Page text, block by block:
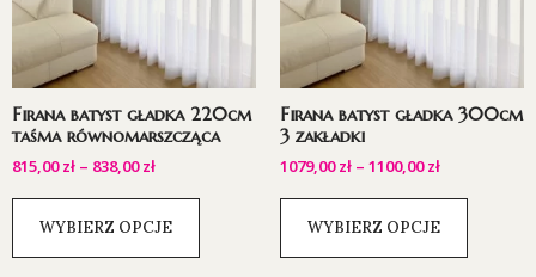
Firana batyst gładka 220cm
taśma równomarszcząca
815,00zł – 838,00zł
WYBIERZ OPCJE
Firana batyst gładka 300cm
3 zakładki
1079,00zł – 1100,00zł
WYBIERZ OPCJE